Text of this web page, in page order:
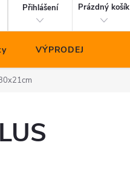
Přihlášení
Prázdný košík
VÝPRODEJ